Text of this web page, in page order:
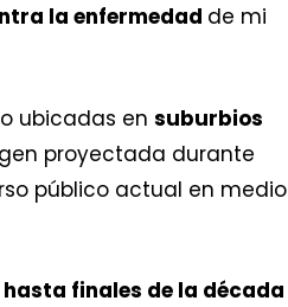
la enfermedad de mi
ubicadas en suburbios
proyectada durante
público actual en medio
finales de la década